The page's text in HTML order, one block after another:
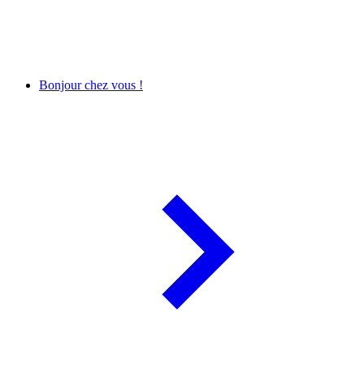
Bonjour chez vous !